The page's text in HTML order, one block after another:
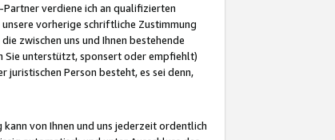
verdiene ich an qualifizierten
vorherige schriftliche Zustimmung
zwischen uns und Ihnen bestehende
Sie unterstützt, sponsert oder empfiehlt)
juristischen Person besteht, es sei denn,
von Ihnen und uns jederzeit ordentlich